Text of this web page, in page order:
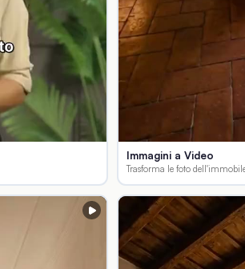
Immagini a Video
Trasforma le foto